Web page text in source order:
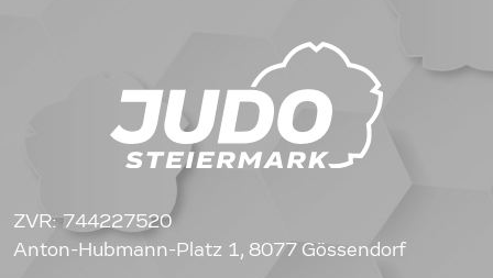
ZVR: 744227520
Anton-Hubmann-Platz 1, 8077 Gössendorf